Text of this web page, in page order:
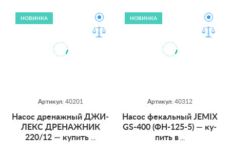
НОВИНКА
Артикул: 40201
На­сос дре­наж­ный ДЖИ­
ЛЕКС ДРЕ­НАЖ­НИК
220/12 — ку­пить …
НОВИНКА
Артикул: 40312
На­сос фе­каль­ный JEMIX
GS-400 (ФН-125-5) — ку­
пить в…